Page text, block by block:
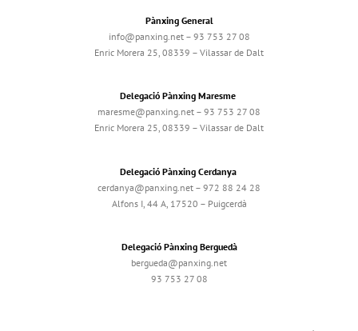
Pànxing General
info@panxing.net – 93 753 27 08
Enric Morera 25, 08339 – Vilassar de Dalt
Delegació Pànxing Maresme
maresme@panxing.net – 93 753 27 08
Enric Morera 25, 08339 – Vilassar de Dalt
Delegació Pànxing Cerdanya
cerdanya@panxing.net – 972 88 24 28
Alfons I, 44 A, 17520 – Puigcerdà
Delegació Pànxing Berguedà
bergueda@panxing.net
93 753 27 08